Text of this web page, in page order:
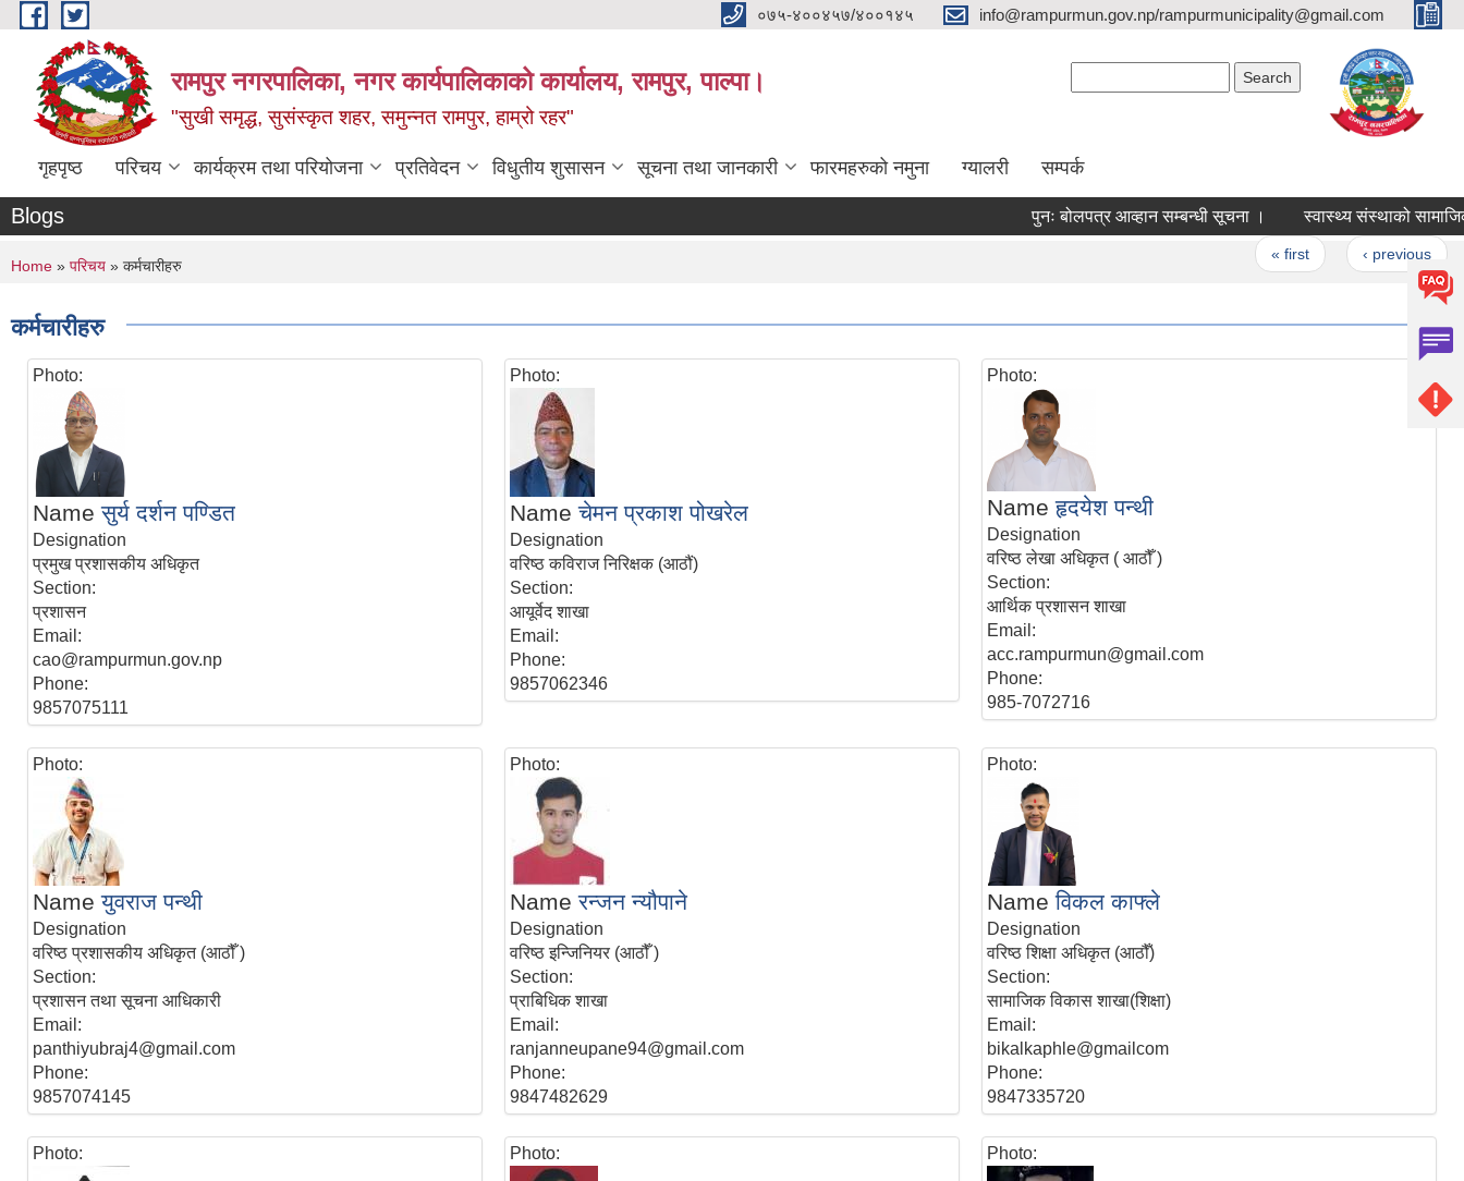
Skip to main content ०७५-४००४५७/४००१४५ info@rampurmun.gov.np/rampurmunicipality@gmail.com
रामपुर नगरपालिका, नगर कार्यपालिकाको कार्यालय, रामपुर, पाल्पा।
"सुखी समृद्ध, सुसंस्कृत शहर, समुन्नत रामपुर, हाम्रो रहर"
गृहपृष्ठ परिचय कार्यक्रम तथा परियोजना प्रतिवेदन विधुतीय शुसासन सूचना तथा जानकारी फारमहरुको नमुना ग्यालरी सम्पर्क
Blogs पुनः बोलपत्र आव्हान सम्बन्धी सूचना । स्वास्थ्य संस्थाको सामाजिक
‹ previous
You are here
Home » परिचय » कर्मचारीहरु
कर्मचारीहरु
Photo:
Name सुर्य दर्शन पण्डित
Designation
प्रमुख प्रशासकीय अधिकृत
Section:
प्रशासन
Email:
cao@rampurmun.gov.np
Phone:
9857075111
Photo:
Name चेमन प्रकाश पोखरेल
Designation
वरिष्ठ कविराज निरिक्षक (आठौं)
Section:
आयूर्वेद शाखा
Email:
Phone:
9857062346
Photo:
Name हृदयेश पन्थी
Designation
वरिष्ठ लेखा अधिकृत ( आठौँ )
Section:
आर्थिक प्रशासन शाखा
Email:
acc.rampurmun@gmail.com
Phone:
985-7072716
Photo:
Name युवराज पन्थी
Designation
वरिष्ठ प्रशासकीय अधिकृत (आठौँ )
Section:
प्रशासन तथा सूचना आधिकारी
Email:
panthiyubraj4@gmail.com
Phone:
9857074145
Photo:
Name रन्जन न्यौपाने
Designation
वरिष्ठ इन्जिनियर (आठौँ )
Section:
प्राबिधिक शाखा
Email:
ranjanneupane94@gmail.com
Phone:
9847482629
Photo:
Name विकल काफ्ले
Designation
वरिष्ठ शिक्षा अधिकृत (आठौँ)
Section:
सामाजिक विकास शाखा(शिक्षा)
Email:
bikalkaphle@gmailcom
Phone:
9847335720
Photo: Photo: Photo: